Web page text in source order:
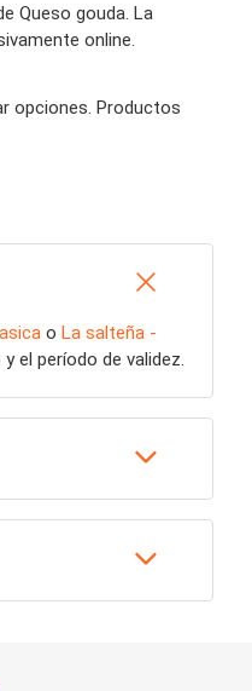
Queso gouda. La
online.
opciones. Productos
o La salteña -
el período de validez.